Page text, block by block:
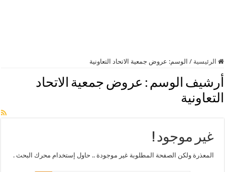
الرئيسية / الوسم: عروض جمعية الاتحاد التعاونية
أرشيف الوسم : عروض جمعية الاتحاد
التعاونية
غير موجود !
المعذرة ولكن الصفحة المطلوبة غير موجودة .. حاول إستخدام محرك البحث .